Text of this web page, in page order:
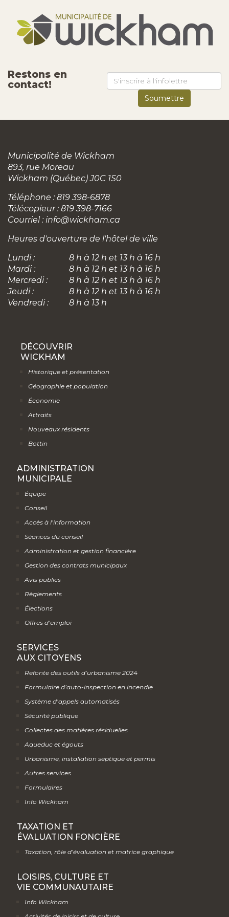
Restons en
contact!
Municipalité de Wickham
893, rue Moreau
Wickham (Québec) J0C 1S0
Téléphone : 819 398-6878
Télécopieur : 819 398-7166
Courriel : info@wickham.ca
Heures d'ouverture de l'hôtel de ville
Lundi :
8 h à 12 h et 13 h à 16 h
Mardi :
8 h à 12 h et 13 h à 16 h
Mercredi :
8 h à 12 h et 13 h à 16 h
Jeudi :
8 h à 12 h et 13 h à 16 h
Vendredi :
8 h à 13 h
DÉCOUVRIR
WICKHAM
Historique et présentation
Géographie et population
Économie
Attraits
Nouveaux résidents
Bottin
ADMINISTRATION
MUNICIPALE
Équipe
Conseil
Accès à l’information
Séances du conseil
Administration et gestion financière
Gestion des contrats municipaux
Avis publics
Règlements
Élections
Offres d’emploi
SERVICES
AUX CITOYENS
Refonte des outils d’urbanisme 2024
Formulaire d’auto-inspection en incendie
Système d’appels automatisés
Sécurité publique
Collectes des matières résiduelles
Aqueduc et égouts
Urbanisme, installation septique et permis
Autres services
Formulaires
Info Wickham
TAXATION ET
ÉVALUATION FONCIÈRE
Taxation, rôle d’évaluation et matrice graphique
LOISIRS, CULTURE ET
VIE COMMUNAUTAIRE
Info Wickham